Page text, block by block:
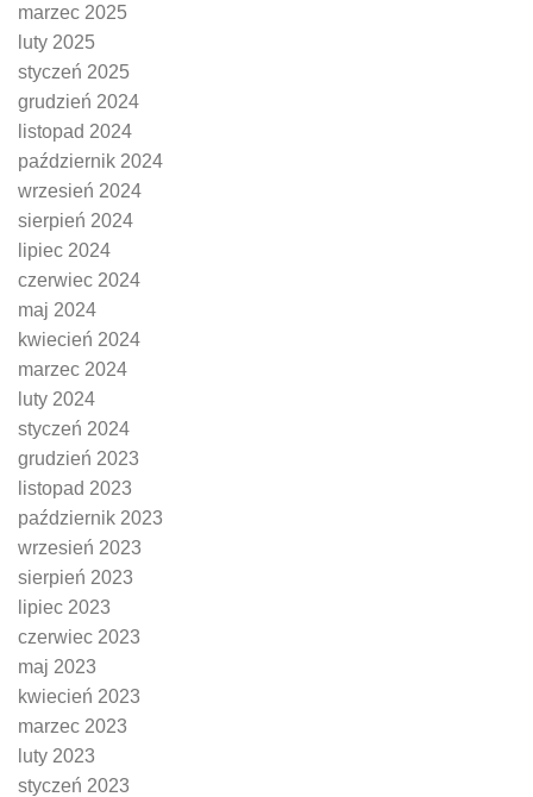
marzec 2025
luty 2025
styczeń 2025
grudzień 2024
listopad 2024
październik 2024
wrzesień 2024
sierpień 2024
lipiec 2024
czerwiec 2024
maj 2024
kwiecień 2024
marzec 2024
luty 2024
styczeń 2024
grudzień 2023
listopad 2023
październik 2023
wrzesień 2023
sierpień 2023
lipiec 2023
czerwiec 2023
maj 2023
kwiecień 2023
marzec 2023
luty 2023
styczeń 2023